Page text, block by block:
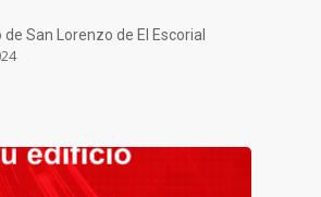
San Lorenzo de El Escorial